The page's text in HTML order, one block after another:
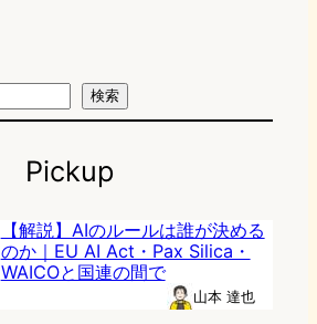
検索
Pickup
【解説】AIのルールは誰が決める
のか｜EU AI Act・Pax Silica・
WAICOと国連の間で
山本 達也